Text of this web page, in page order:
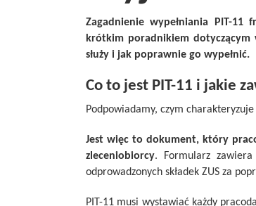
Zagadnienie wypełniania PIT-
krótkim poradnikiem dotyczącym
służy i jak poprawnie go wypełnić.
Co to jest PIT-11 i jakie
Podpowiadamy, czym
Jest więc to dokument, który
zleceniobiorcy. Formularz zawiera
odprowadzonych składek ZUS za
PIT-11 musi wystawiać każdy